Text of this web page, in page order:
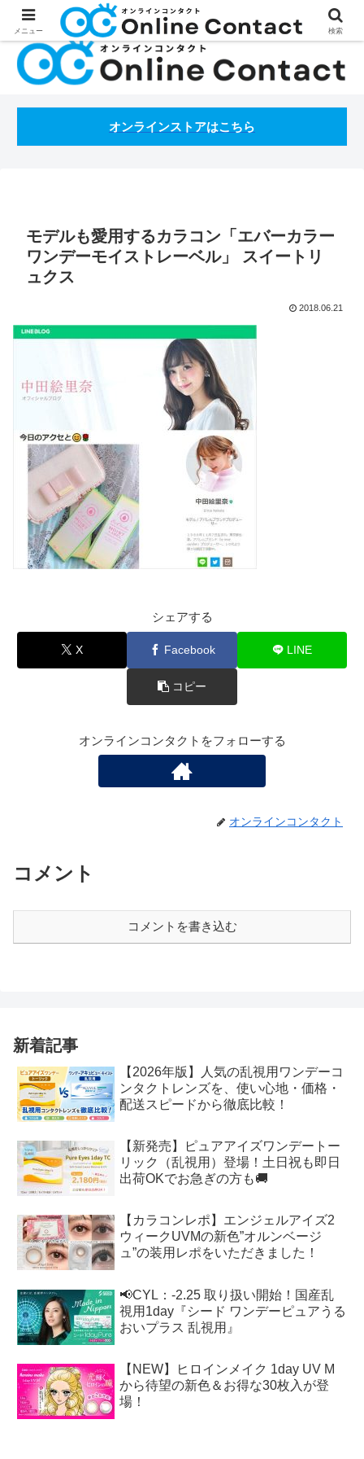
処方箋不要のコンタクトレンズ通販オンラインコンタクトBLOG
オンラインストアはこちら
モデルも愛用するカラコン「エバーカラー
ワンデーモイストレーベル」 スイートリ
ュクス
2018.06.21
シェアする
X Facebook LINE
コピー
オンラインコンタクトをフォローする
オンラインコンタクト
コメント
コメントを書き込む
新着記事
【2026年版】人気の乱視用ワンデーコ
ンタクトレンズを、使い心地・価格・
配送スピードから徹底比較！
【新発売】ピュアアイズワンデートー
リック（乱視用）登場！土日祝も即日
出荷OKでお急ぎの方も🚚
【カラコンレポ】エンジェルアイズ2
ウィークUVMの新色”オルンベージ
ュ”の装用レポをいただきました！
📢CYL：-2.25 取り扱い開始！国産乱
視用1day『シード ワンデーピュアうる
おいプラス 乱視用』
【NEW】ヒロインメイク 1day UV M
から待望の新色＆お得な30枚入が登
場！
メニュー 検索